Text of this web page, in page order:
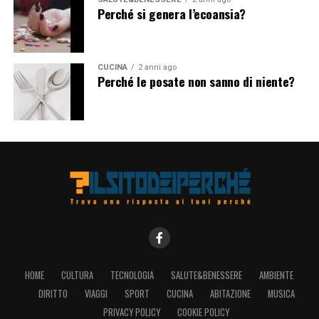
Perché si genera l’ecoansia?
CUCINA 2 anni ago
Perché le posate non sanno di niente?
HOME CULTURA TECNOLOGIA SALUTE&BENESSERE
AMBIENTE
DIRITTO
VIAGGI SPORT CUCINA ABITAZIONE
MUSICA
PRIVACY POLICY
COOKIE POLICY